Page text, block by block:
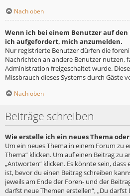
Nach oben
Wenn ich bei einem Benutzer auf
ich aufgefordert, mich anzumelden.
Nur registrierte Benutzer dürfen die
Nachrichten an andere Benutzer nutzen,
Administration freigeschaltet wurde.
Missbrauch dieses Systems durch Gäste
Nach oben
Beiträge schreiben
Wie erstelle ich ein neues Thema
Um ein neues Thema in einem Forum zu
Thema“ klicken. Um auf einen Beitrag zu
„Antworten“ klicken. Es könnte sein,
ist, bevor du einen Beitrag schreiben
jeweils am Ende der Foren- und der
darfst neue Themen erstellen“, „Du